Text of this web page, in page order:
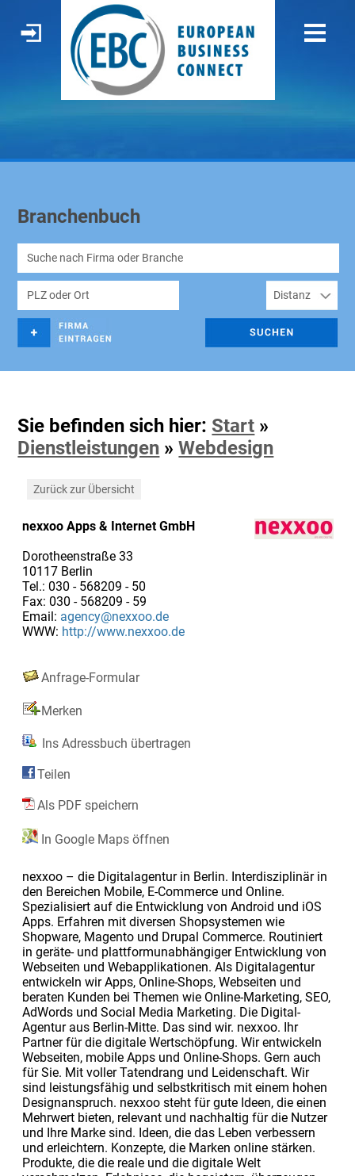
Branchenbuch
Sie befinden sich hier: Start »
Dienstleistungen »Webdesign
Zurück zur Übersicht
nexxoo Apps & Internet GmbH
Dorotheenstraße 33
10117 Berlin
Tel.: 030 - 568209 - 50
Fax: 030 - 568209 - 59
Email: agency@nexxoo.de
WWW: http://www.nexxoo.de
Anfrage-Formular
Merken
Ins Adressbuch übertragen
Teilen
Als PDF speichern
In Google Maps öffnen
nexxoo – die Digitalagentur in Berlin. Interdisziplinär in
den Bereichen Mobile, E-Commerce und Online.
Spezialisiert auf die Entwicklung von Android und iOS
Apps. Erfahren mit diversen Shopsystemen wie
Shopware, Magento und Drupal Commerce. Routiniert
in geräte- und plattformunabhängiger Entwicklung von
Webseiten und Webapplikationen. Als Digitalagentur
entwickeln wir Apps, Online-Shops, Webseiten und
beraten Kunden bei Themen wie Online-Marketing, SEO,
AdWords und Social Media Marketing. Die Digital-
Agentur aus Berlin-Mitte. Das sind wir. nexxoo. Ihr
Partner für die digitale Wertschöpfung. Wir entwickeln
Webseiten, mobile Apps und Online-Shops. Gern auch
für Sie. Mit voller Tatendrang und Leidenschaft. Wir
sind leistungsfähig und selbstkritisch mit einem hohen
Designanspruch. nexxoo steht für gute Ideen, die einen
Mehrwert bieten, relevant und nachhaltig für die Nutzer
und Ihre Marke sind. Ideen, die das Leben verbessern
und erleichtern. Konzepte, die Marken online stärken.
Produkte, die die reale und die digitale Welt